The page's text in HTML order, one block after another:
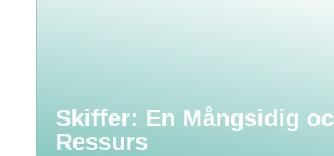
Skiffer: En Mångsidig
Ressurs